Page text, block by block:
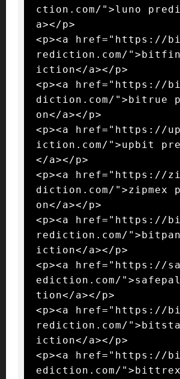
ction.com/">luno
a></p>
<p><a href="https://
rediction.com/
iction</a></p>
<p><a href="https://
diction.com/">bitrue
on</a></p>
<p><a href="https://
iction.com/">upbit
</a></p>
<p><a href="https://
diction.com/">zipmex
on</a></p>
<p><a href="https://
rediction.com/
iction</a></p>
<p><a href="https://
ediction.com/
tion</a></p>
<p><a href="https://
rediction.com/
iction</a></p>
<p><a href="https://
ediction.com/